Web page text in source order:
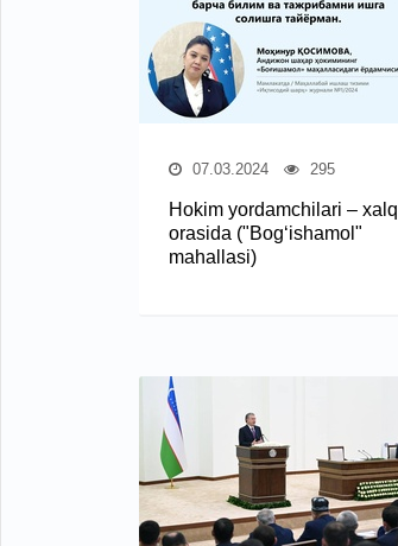
07.03.2024 295
Hokim yordamchilari – xalq
orasida ("Bog‘ishamol"
mahallasi)